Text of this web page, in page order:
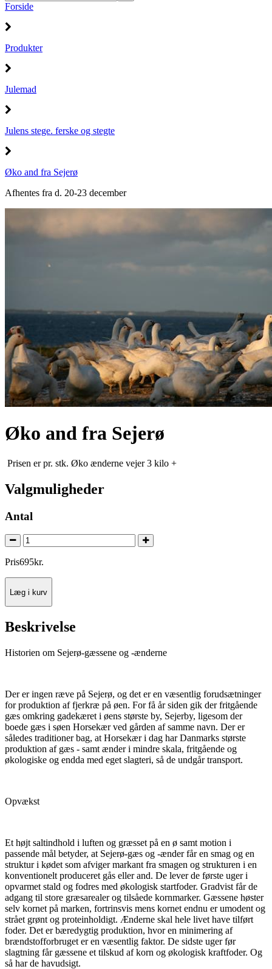
Forside
Produkter
Julemad
Julens stege. ferske og stegte
Øko and fra Sejerø
Afhentes fra d. 20-23 december
Øko and fra Sejerø
Prisen er pr. stk. Øko ænderne vejer 3 kilo +
Valgmuligheder
Antal
Pris695kr.
Læg i kurv
Beskrivelse
Historien om Sejerø-gæssene og -ænderne
Der er ingen ræve på Sejerø, og det er en væsentlig forudsætninger
for produktion af fjerkræ på øen. For få år siden gik der fritgående
gæs omkring gadekæret i øens største by, Sejerby, ligesom der
boede gæs i søen Horsekær ved gården af samme navn. Der er
således traditioner bag, at Horsekær i dag har Danmarks største
produktion af gæs - samt ænder i mindre skala, fritgående og
økologiske og endda med eget slagteri, så de undgår transport.
Opvækst
Et højt saltindhold i luften og græsset på en ø samt motion i
passende mål betyder, at Sejerø-gæs og -ænder får en smag og en
struktur i kødet som afviger markant fra smagen og strukturen i en
konventionelt produceret gås eller and. De lever de første uger i
opvarmet stald og fodres med økologisk startfoder. Gradvist får de
adgang til store græsarealer og tilsåede kornmarker. Gæssene høster
selv kornet på marken, fortrinsvis mens kornet endnu er umodent og
strået grønt og proteinholdigt. Ænderne skal hele livet have tilført
foder. Det er bæredygtig produktion, hvor en minimering af
brændstofforbruget er en væsentlig faktor. De sidste uger før
slagtning får gæssene et tilskud af korn og økologisk kraftfoder. Og
så har de havudsigt.